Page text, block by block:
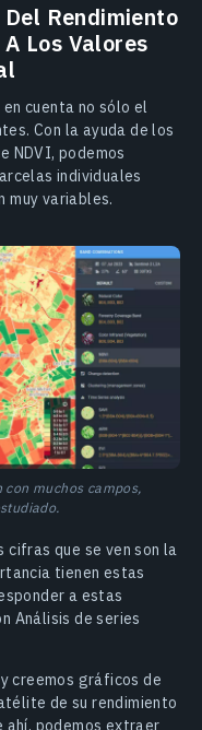
Rendimiento
Los Valores
cuenta no sólo el
Con la ayuda de los
NDVI, podemos
individuales
muy variables.
con muchos campos,
cifras que se ven son la
tienen estas
a estas
Análisis de series
creemos gráficos de
de su rendimiento
ahí, podemos extraer